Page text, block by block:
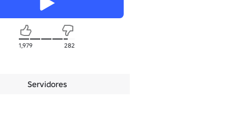
1,979 282
Servidores